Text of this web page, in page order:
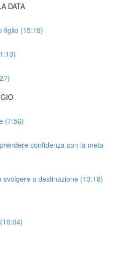
DATA
figlio (15:19)
(7:56)
confidenza con la meta
svolgere a destinazione (13:18)